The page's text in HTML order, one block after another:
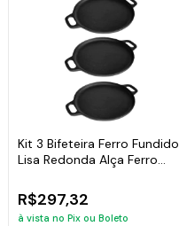
Kit 3 Bifeteira Ferro Fundido
Lisa Redonda Alça Ferro
R$297,32
à vista no Pix ou Boleto